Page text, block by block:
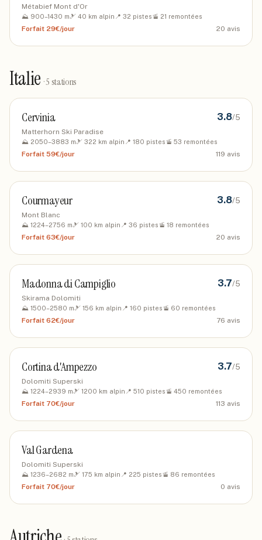
Métabief Mont d'Or
⛰️ 900–1430 m🎿 40 km alpin 📍 32 pistes🚡 21 remontées
Forfait 29€/jour 20 avis
Italie ·5stations
Cervinia
Matterhorn Ski Paradise
3.8/5
⛰️ 2050–3883 m🎿 322 km alpin 📍 180 pistes🚡 53 remontées
Forfait 59€/jour 119 avis
Courmayeur
Mont Blanc
3.8/5
⛰️ 1224–2756 m🎿 100 km alpin 📍 36 pistes🚡 18 remontées
Forfait 63€/jour 20 avis
Madonna di Campiglio
Skirama Dolomiti
3.7/5
⛰️ 1500–2580 m🎿 156 km alpin 📍 160 pistes🚡 60 remontées
Forfait 62€/jour 76 avis
Cortina d'Ampezzo
Dolomiti Superski
3.7/5
⛰️ 1224–2939 m🎿 1200 km alpin 📍 510 pistes🚡 450 remontées
Forfait 70€/jour 113 avis
Val Gardena
Dolomiti Superski
⛰️ 1236–2682 m🎿 175 km alpin 📍 225 pistes🚡 86 remontées
Forfait 70€/jour 0 avis